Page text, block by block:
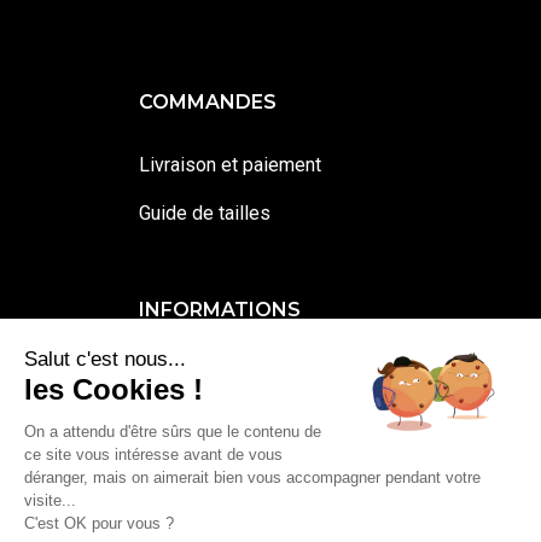
COMMANDES
Livraison et paiement
Guide de tailles
INFORMATIONS
Contactez-moi
Mentions légales et cookies
Conditions générales de vente
Salut c'est nous...
les Cookies !
On a attendu d'être sûrs que le contenu de
ce site vous intéresse avant de vous
déranger, mais on aimerait bien vous accompagner pendant votre
visite...
C'est OK pour vous ?